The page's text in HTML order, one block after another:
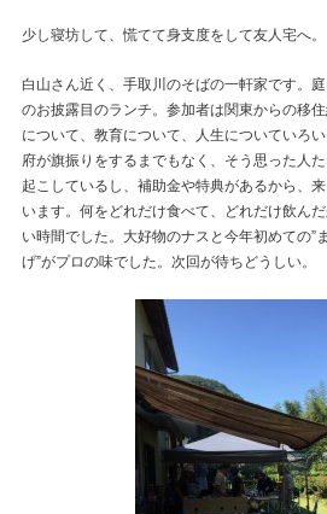
少し寝坊して、慌てて身支度をして友人宅へ。
白山さん近く、手取川のそばの一軒家です。
のお披露目のランチ。参加者は関東からの移
について、教育について、人生についていろ
府が旗振りをするまでもなく、そう思った人
起こしているし、補助金や特典があるから、
います。何をどれだけ食べて、どれだけ飲ん
い時間でした。大好物のナスと今年初めての”
げ”がプロの味でした。次回が待ちどうしい。